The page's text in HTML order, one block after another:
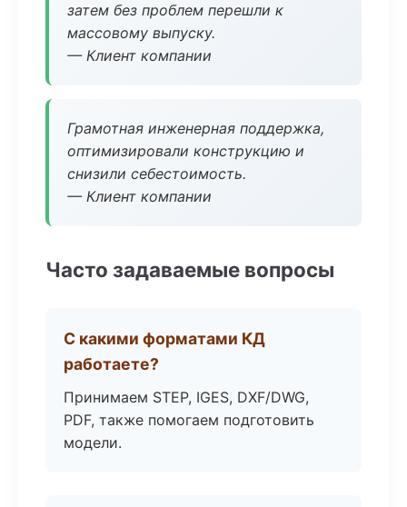
затем без проблем перешли к
массовому выпуску.
— Клиент компании
Грамотная инженерная поддержка,
оптимизировали конструкцию и
снизили себестоимость.
— Клиент компании
Часто задаваемые вопросы
С какими форматами КД
работаете?
Принимаем STEP, IGES, DXF/DWG,
PDF, также помогаем подготовить
модели.